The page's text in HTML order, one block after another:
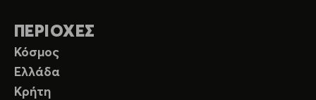
ΠΕΡΙΟΧΕΣ
Κόσμος
Ελλάδα
Κρήτη